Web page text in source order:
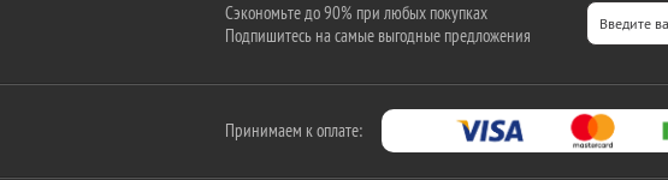
Сэкономьте до 90% при любых покупках
Подпишитесь на самые выгодные предложения
Принимаем к оплате: